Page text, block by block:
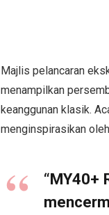
Majlis pelancaran
menampilkan
keanggunan klasik.
menginspirasikan
“MY40+